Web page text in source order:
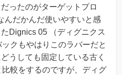
ったのがターゲットプロ
んだかんだ使いやすいと感
Dignics 05 （ディグニクス
クもやはりこのラバーだと
うしても固定している古く
較をするのですが、ディグ